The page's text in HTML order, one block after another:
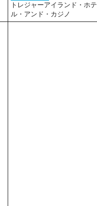
トレジャーアイランド・ホテ
ル・アンド・カジノ